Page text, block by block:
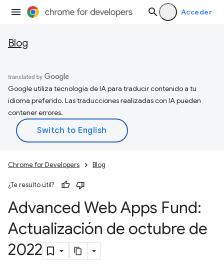
Acceder
Blog
Google utiliza tecnología de IA para traducir contenido a tu
idioma preferido. Las traducciones realizadas con IA pueden
contener errores.
Chrome for Developers Blog
¿Te resultó útil?
Advanced Web Apps Fund:
Actualización de octubre de
2022